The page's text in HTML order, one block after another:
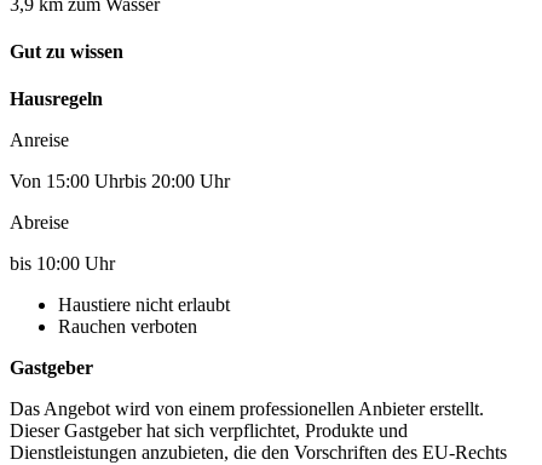
Gut zu wissen
Hausregeln
Anreise
Von 15:00 Uhrbis 20:00 Uhr
Abreise
bis 10:00 Uhr
Haustiere nicht erlaubt
Rauchen verboten
Gastgeber
Das Angebot wird von einem professionellen Anbieter erstellt.
Dieser Gastgeber hat sich verpflichtet, Produkte und
Dienstleistungen anzubieten, die den Vorschriften des EU-Rechts